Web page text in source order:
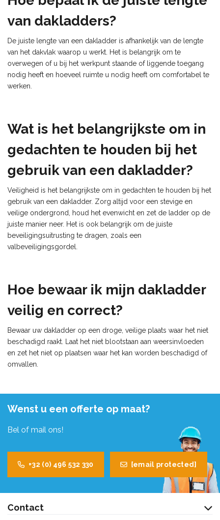
van dakladders?
De juiste lengte van een dakladder is afhankelijk van de lengte
van het dakvlak waarop u werkt. Het is belangrijk om te
overwegen of u bij het werkpunt staande of liggende toegang
nodig heeft en hoeveel ruimte u nodig heeft om comfortabel te
werken.
Wat is het belangrijkste om in
gedachten te houden bij het
gebruik van een dakladder?
Veiligheid is het belangrijkste om in gedachten te houden bij het
gebruik van een dakladder. Zorg altijd voor een stevige en
veilige ondergrond, houd het evenwicht en zet de ladder op de
juiste manier neer. Het is ook belangrijk om de juiste
beveiligingsuitrusting te dragen, zoals een
valbeveiligingsgordel.
Hoe bewaar ik mijn dakladder
veilig en correct?
Bewaar uw dakladder op een droge, veilige plaats waar het niet
beschadigd raakt. Laat het niet blootstaan aan weersinvloeden
en zet het niet op plaatsen waar het kan worden beschadigd of
omvallen.
Wenst u een offerte op maat?
Bel of mail ons!
+32 (0) 496 532 330 [email protected]
Contact